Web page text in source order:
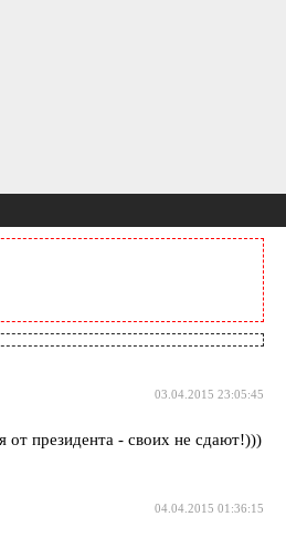
03.04.2015 23:05:45
президента - своих не сдают!)))
04.04.2015 01:36:15